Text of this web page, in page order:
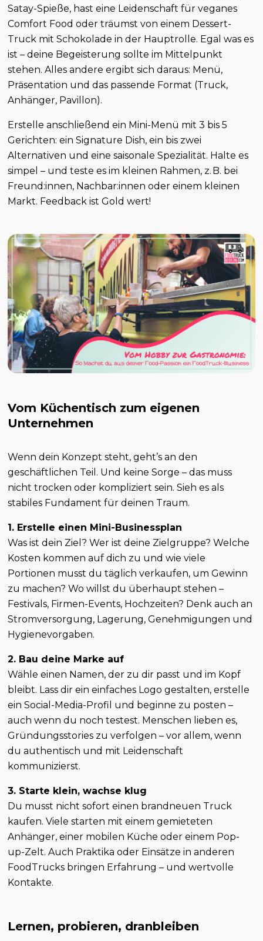
Satay-Spieße, hast eine Leidenschaft für veganes
Comfort Food oder träumst von einem Dessert-
Truck mit Schokolade in der Hauptrolle. Egal was es
ist – deine Begeisterung sollte im Mittelpunkt
stehen. Alles andere ergibt sich daraus: Menü,
Präsentation und das passende Format (Truck,
Anhänger, Pavillon).
Erstelle anschließend ein Mini-Menü mit 3 bis 5
Gerichten: ein Signature Dish, ein bis zwei
Alternativen und eine saisonale Spezialität. Halte es
simpel – und teste es im kleinen Rahmen, z. B. bei
Freund:innen, Nachbar:innen oder einem kleinen
Markt. Feedback ist Gold wert!
Vom Küchentisch zum eigenen
Unternehmen
Wenn dein Konzept steht, geht’s an den
geschäftlichen Teil. Und keine Sorge – das muss
nicht trocken oder kompliziert sein. Sieh es als
stabiles Fundament für deinen Traum.
1. Erstelle einen Mini-Businessplan
Was ist dein Ziel? Wer ist deine Zielgruppe? Welche
Kosten kommen auf dich zu und wie viele
Portionen musst du täglich verkaufen, um Gewinn
zu machen? Wo willst du überhaupt stehen –
Festivals, Firmen-Events, Hochzeiten? Denk auch an
Stromversorgung, Lagerung, Genehmigungen und
Hygienevorgaben.
2. Bau deine Marke auf
Wähle einen Namen, der zu dir passt und im Kopf
bleibt. Lass dir ein einfaches Logo gestalten, erstelle
ein Social-Media-Profil und beginne zu posten –
auch wenn du noch testest. Menschen lieben es,
Gründungsstories zu verfolgen – vor allem, wenn
du authentisch und mit Leidenschaft
kommunizierst.
3. Starte klein, wachse klug
Du musst nicht sofort einen brandneuen Truck
kaufen. Viele starten mit einem gemieteten
Anhänger, einer mobilen Küche oder einem Pop-
up-Zelt. Auch Praktika oder Einsätze in anderen
FoodTrucks bringen Erfahrung – und wertvolle
Kontakte.
Lernen, probieren, dranbleiben